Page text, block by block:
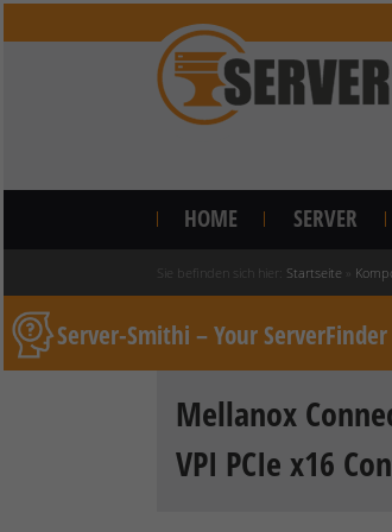
HOME SERVER
Sie befinden sich hier: Startseite
Server-Smithi – Your
Mellanox
VPI PCIe x16